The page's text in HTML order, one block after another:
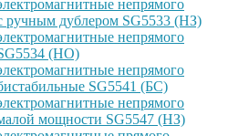
непрямого
ручным дублером SG5533 (НЗ)
непрямого
(НО)
непрямого
SG5541 (БС)
непрямого
мощности SG5547 (НЗ)